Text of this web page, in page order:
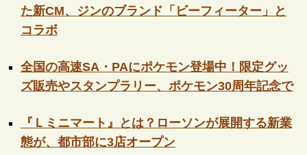
た新CM、ジンのブランド「ビーフィーター」と
コラボ
全国の高速SA・PAにポケモン登場中！限定グッ
ズ販売やスタンプラリー、ポケモン30周年記念で
『Ｌミニマート』とは？ローソンが展開する新業
態が、都市部に3店オープン